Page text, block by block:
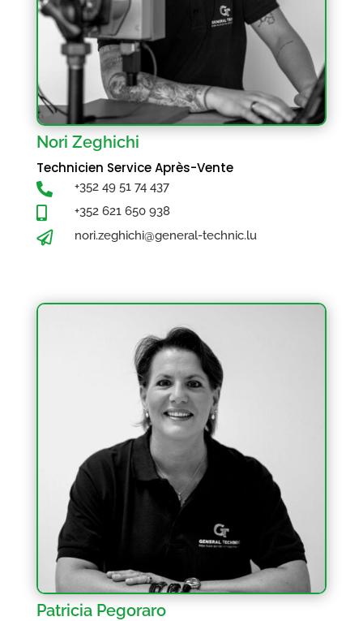
Nori Zeghichi
Technicien Service Après-Vente

+352 49 51 74 437
 +352 621 650 938
 nori.zeghichi@general-technic.lu
Patricia Pegoraro